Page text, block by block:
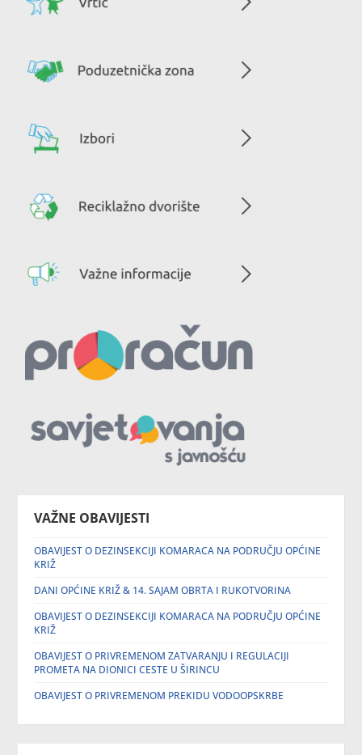
VAŽNE OBAVIJESTI
OBAVIJEST O DEZINSEKCIJI KOMARACA NA PODRUČJU OPĆINE
KRIŽ
DANI OPĆINE KRIŽ & 14. SAJAM OBRTA I RUKOTVORINA
OBAVIJEST O DEZINSEKCIJI KOMARACA NA PODRUČJU OPĆINE
KRIŽ
OBAVIJEST O PRIVREMENOM ZATVARANJU I REGULACIJI
PROMETA NA DIONICI CESTE U ŠIRINCU
OBAVIJEST O PRIVREMENOM PREKIDU VODOOPSKRBE